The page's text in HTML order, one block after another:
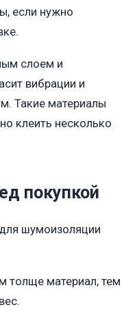
если нужно
слоем и
вибрации и
Такие материалы
клеить несколько
покупкой
шумоизоляции
толще материал, тем